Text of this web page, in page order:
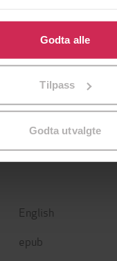
alle» for å gi oss ditt
alle disse formålene.
til spesifikke
Godta alle
Tilpass
Godta utvalgte
Recipes, Remedies
Summersdale
10.06.2021
English
epub